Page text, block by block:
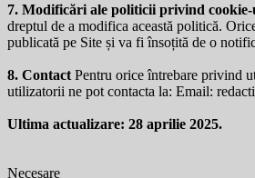
7. Modificări ale politicii privind
dreptul de a modifica această politică.
publicată pe Site și va fi însoțită de o
8. Contact Pentru orice întrebare privind
utilizatorii ne pot contacta la: Email:
Ultima actualizare: 28 aprilie 2025.
Necesare